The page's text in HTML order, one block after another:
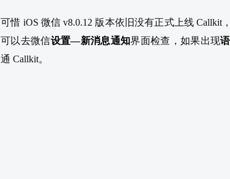
可惜 iOS 微信 v8.0.12 版本依旧没有正式上线 Callkit
可以去微信设置—新消息通知界面检查，如果出现
通 Callkit。